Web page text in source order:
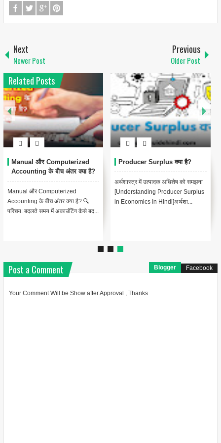
Next
Newer Post
Previous
Older Post
Related Posts
Manual और Computerized
Accounting के बीच अंतर क्या है?
Manual और Computerized
Accounting के बीच अंतर क्या है? 🔍
परिचय: बदलते समय में अकाउंटिंग कैसे बद...
Producer Surplus क्या है?
अर्थशास्त्र में उत्पादक अधिशेष को समझना
[Understanding Producer Surplus
in Economics In Hindi]अर्थशा...
Post a Comment Blogger Facebook
Your Comment Will be Show after Approval , Thanks